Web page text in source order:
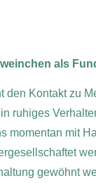
als
Kontakt zu
ruhiges
mit
gewöhnt